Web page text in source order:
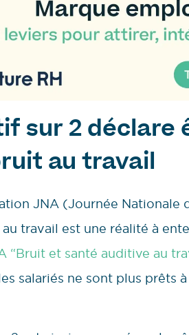
sur 2 déclare
au travail
JNA (Journée
travail est une réalité à
“Bruit et santé auditive au
salariés ne sont plus prêts